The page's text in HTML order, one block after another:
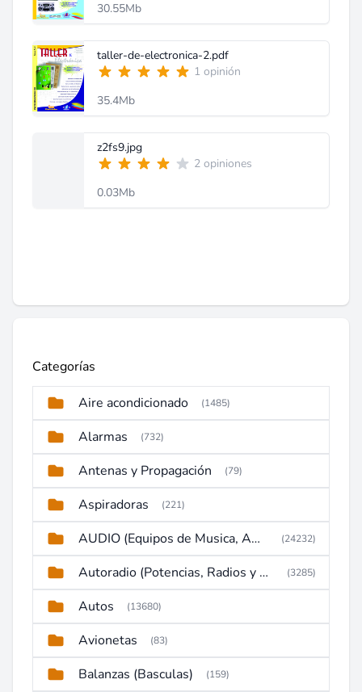
30.55Mb
taller-de-electronica-2.pdf
1 opinión
35.4Mb
z2fs9.jpg
2 opiniones
0.03Mb
Categorías
Aire acondicionado (1485)
Alarmas (732)
Antenas y Propagación (79)
Aspiradoras (221)
AUDIO (Equipos de Musica, Amplificadores, Reproductores, Etc) (24232)
Autoradio (Potencias, Radios y DVD) (3285)
Autos (13680)
Avionetas (83)
Balanzas (Basculas) (159)